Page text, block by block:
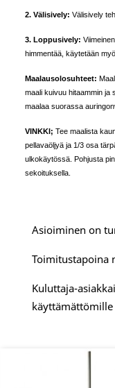
2. Välisively: Välisively
3. Loppusively:
himmentää, käytetään
Maalausolosuhteet:
maali kuivuu hitaammin ja
maalaa suorassa
VINKKI; Tee maalista
pellavaöljyä ja 1/3 osa
ulkokäytössä. Pohjusta
sekoituksella.
Asioiminen on
Toimitustapoina
Kuluttaja-